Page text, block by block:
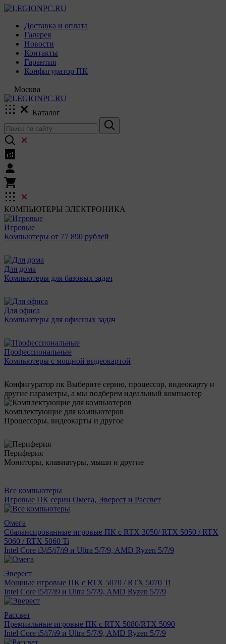
Доставка и оплата
Галерея
Новости
Контакты
Гарантия
Конфигуратор ПК
Москва
Каталог
КОМПЬЮТЕРЫ ЭЛЕКТРОНИКА
Игровые
Компьютеры от 77 890 рублей
Для дома
Компьютеры для базовых задач
Для офиса
Компьютеры для офисных задач
Профессиональные
Компьютеры с мощной видеокартой
Конфигуратор пк Выберите серию, процессор, видеокарту и
другие параметры, а мы подберем идеальный компьютер
Комплектующие для компьютеров
Процессоры, видеокарты и другое
Периферия
Мониторы, клавиатуры, мыши и другие
Все компьютеры
Игровые ПК серии Омега, Эверест и Рассвет
Омега
Сбалансированные игровые ПК с RTX 3050/ RTX 5050 / RTX
5060 / RTX 5060 Ti
Intel Core i3/i5/i7/i9 и Ultra 5/7/9, AMD Ryzen 5/7/9
Эверест
Мощные игровые ПК с RTX 5070 / RTX 5070 Ti
Intel Core i5/i7/i9 и Ultra 5/7/9, AMD Ryzen 5/7/9
Рассвет
Премиальные игровые ПК с RTX 5080/RTX 5090
Intel Core i5/i7/i9 и Ultra 5/7/9, AMD Ryzen 5/7/9